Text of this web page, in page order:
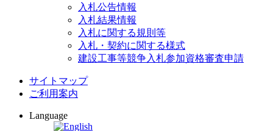
入札公告情報
入札結果情報
入札に関する規則等
入札・契約に関する様式
建設工事等競争入札参加資格審査申請
サイトマップ
ご利用案内
Language